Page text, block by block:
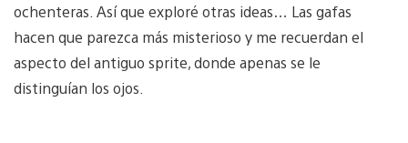
ochenteras. Así que exploré otras ideas… Las gafas
hacen que parezca más misterioso y me recuerdan el
aspecto del antiguo sprite, donde apenas se le
distinguían los ojos.